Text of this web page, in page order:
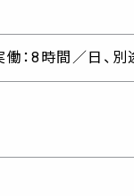
：8時間／日、別